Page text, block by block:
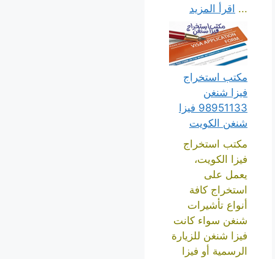
... اقرأ المزيد
مكتب استخراج
فيزا شنغن
98951133 فيزا
شنغن الكويت
مكتب استخراج
فيزا الكويت،
يعمل على
استخراج كافة
أنواع تأشيرات
شنغن سواء كانت
فيزا شنغن للزيارة
الرسمية أو فيزا